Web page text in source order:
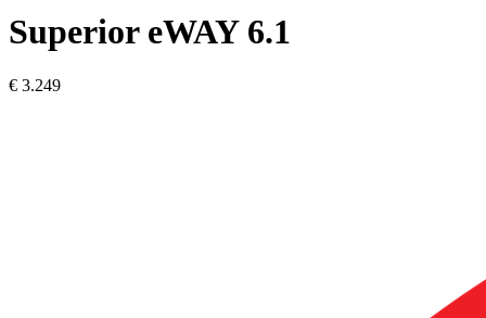
Superior eWAY 6.1
€ 3.249